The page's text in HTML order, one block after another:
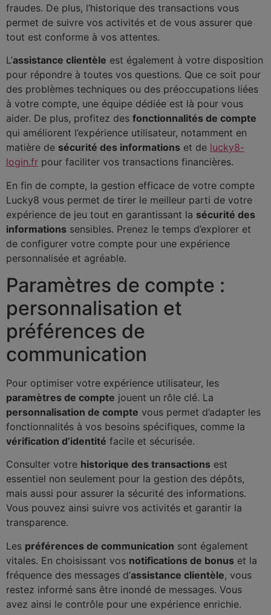
fraudes. De plus, l’historique des transactions vous
permet de suivre vos activités et de vous assurer que
tout est conforme à vos attentes.
L’assistance clientèle est également à votre disposition
pour répondre à toutes vos questions. Que ce soit pour
des problèmes techniques ou des préoccupations liées
à votre compte, une équipe dédiée est là pour vous
aider. De plus, profitez des fonctionnalités de compte
qui améliorent l’expérience utilisateur, notamment en
matière de sécurité des informations et de lucky8-
login.fr pour faciliter vos transactions financières.
En fin de compte, la gestion efficace de votre compte
Lucky8 vous permet de tirer le meilleur parti de votre
expérience de jeu tout en garantissant la sécurité des
informations sensibles. Prenez le temps d’explorer et
de configurer votre compte pour une expérience
personnalisée et agréable.
Paramètres de compte :
personnalisation et
préférences de
communication
Pour optimiser votre expérience utilisateur, les
paramètres de compte jouent un rôle clé. La
personnalisation de compte vous permet d’adapter les
fonctionnalités à vos besoins spécifiques, comme la
vérification d’identité facile et sécurisée.
Consulter votre historique des transactions est
essentiel non seulement pour la gestion des dépôts,
mais aussi pour assurer la sécurité des informations.
Vous pouvez ainsi suivre vos activités et garantir la
transparence.
Les préférences de communication sont également
vitales. En choisissant vos notifications de bonus et la
fréquence des messages d’assistance clientèle, vous
restez informé sans être inondé de messages. Vous
avez ainsi le contrôle pour une expérience enrichie.